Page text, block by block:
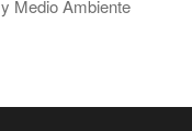
Medio Ambiente